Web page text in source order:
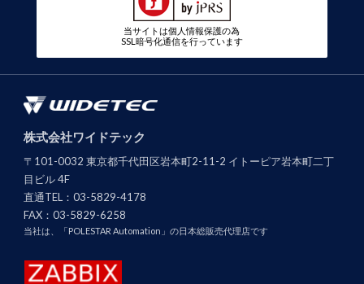
当サイトは個人情報保護の為
SSL暗号化通信を行っています
株式会社ワイドテック
〒101-0032 東京都千代田区岩本町2-11-2 イトーピア岩本町二丁
目ビル 4F
直通TEL：03-5829-4178
FAX：03-5829-6258
当社は、「POLESTAR Automation」の日本総販売代理店です